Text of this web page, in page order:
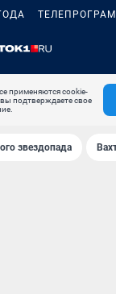
применяются cookie-
подтверждаете свое
звездопада